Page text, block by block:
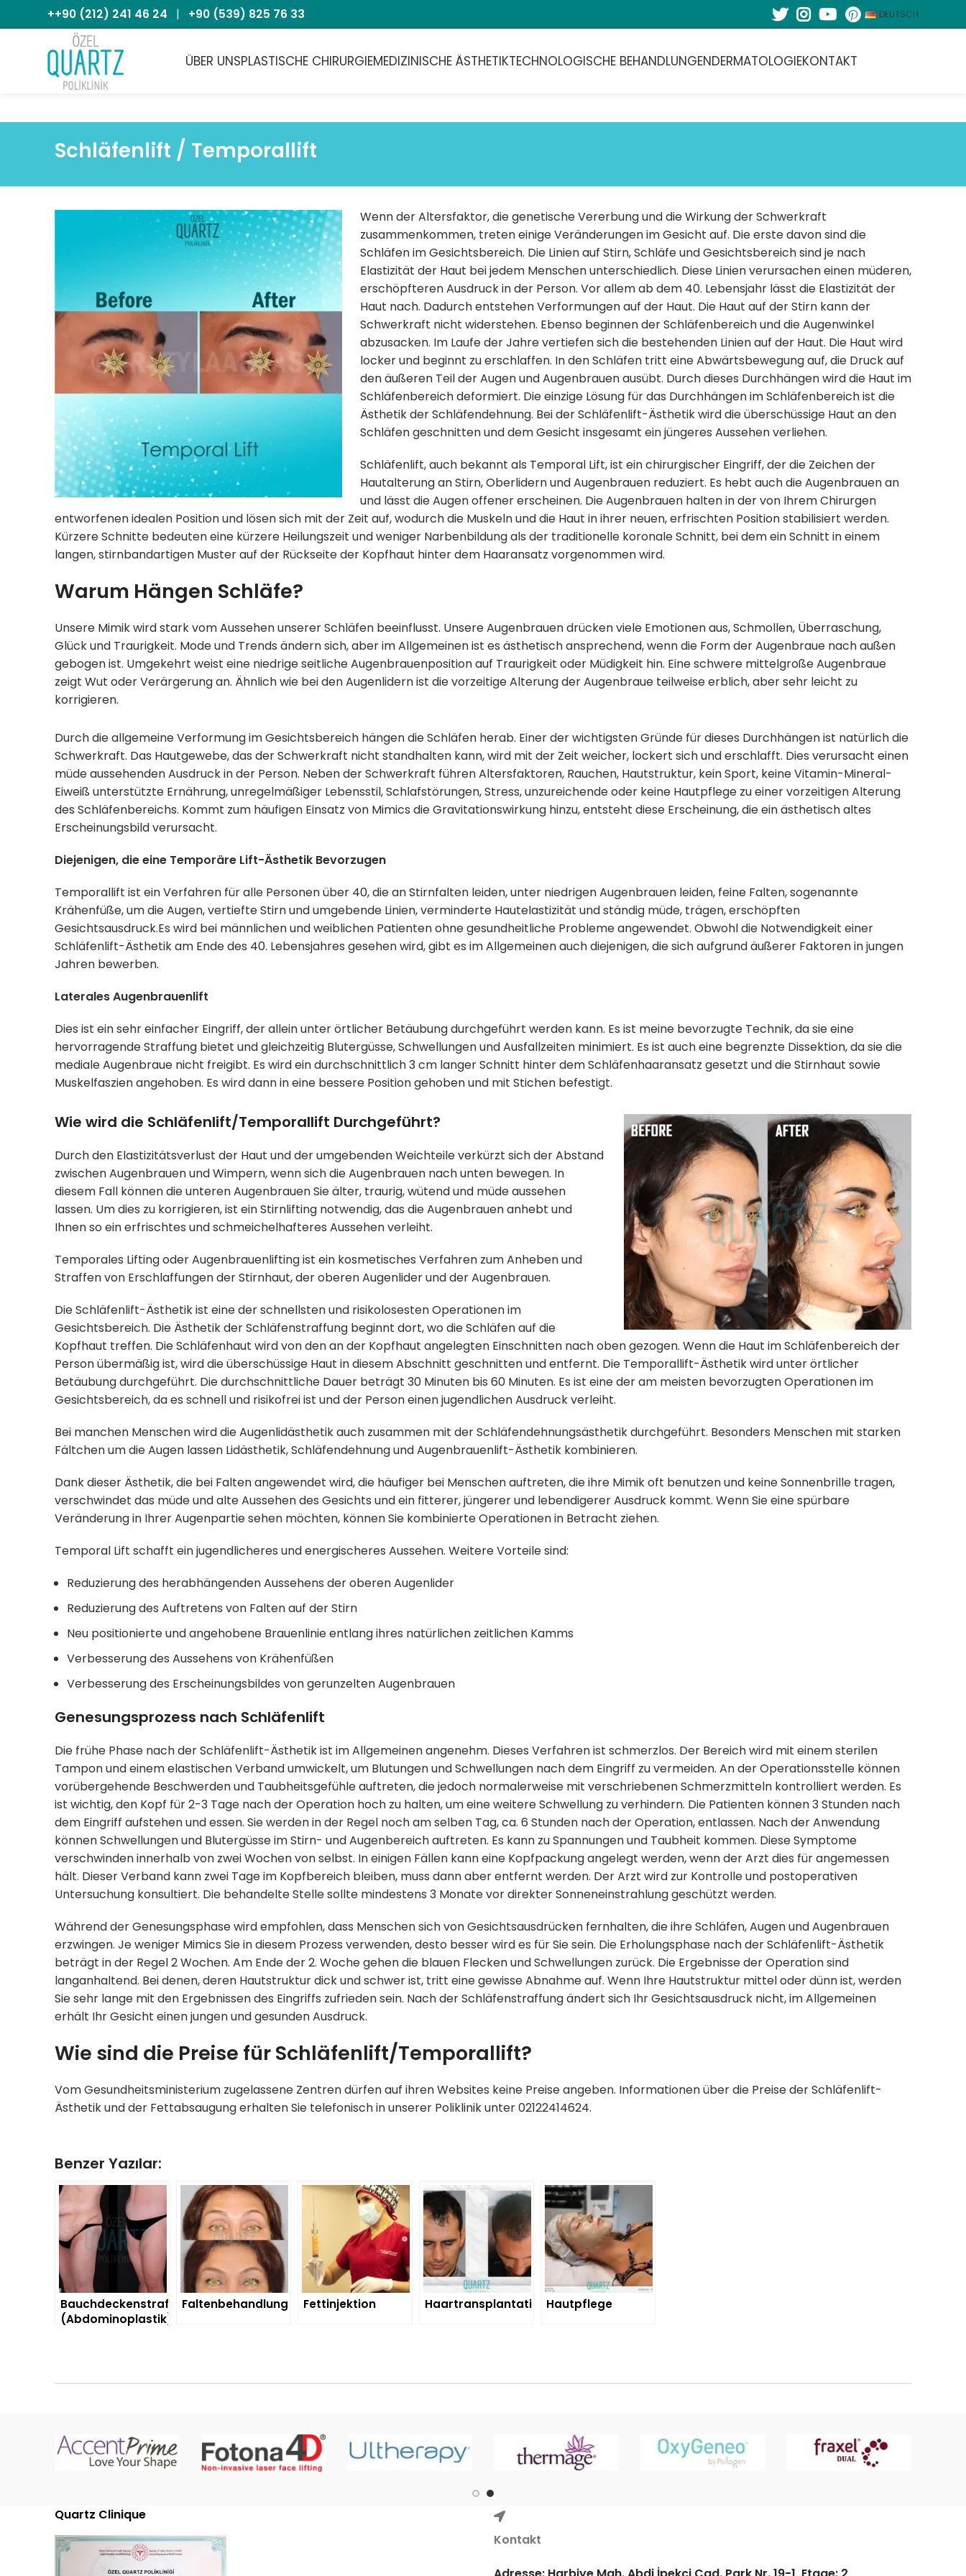
++90 (212) 241 46 24 | +90 (539) 825 76 33 DEUTSCH
ÜBER UNSPLASTISCHE CHIRURGIEMEDIZINISCHE ÄSTHETIKTECHNOLOGISCHE BEHANDLUNGENDERMATOLOGIEKONTAKT
Schläfenlift / Temporallift
Wenn der Altersfaktor, die genetische Vererbung und die Wirkung der Schwerkraft
zusammenkommen, treten einige Veränderungen im Gesicht auf. Die erste davon sind die
Schläfen im Gesichtsbereich. Die Linien auf Stirn, Schläfe und Gesichtsbereich sind je nach
Elastizität der Haut bei jedem Menschen unterschiedlich. Diese Linien verursachen einen müderen,
erschöpfteren Ausdruck in der Person. Vor allem ab dem 40. Lebensjahr lässt die Elastizität der
Haut nach. Dadurch entstehen Verformungen auf der Haut. Die Haut auf der Stirn kann der
Schwerkraft nicht widerstehen. Ebenso beginnen der Schläfenbereich und die Augenwinkel
abzusacken. Im Laufe der Jahre vertiefen sich die bestehenden Linien auf der Haut. Die Haut wird
locker und beginnt zu erschlaffen. In den Schläfen tritt eine Abwärtsbewegung auf, die Druck auf
den äußeren Teil der Augen und Augenbrauen ausübt. Durch dieses Durchhängen wird die Haut im
Schläfenbereich deformiert. Die einzige Lösung für das Durchhängen im Schläfenbereich ist die
Ästhetik der Schläfendehnung. Bei der Schläfenlift-Ästhetik wird die überschüssige Haut an den
Schläfen geschnitten und dem Gesicht insgesamt ein jüngeres Aussehen verliehen.
Schläfenlift, auch bekannt als Temporal Lift, ist ein chirurgischer Eingriff, der die Zeichen der
Hautalterung an Stirn, Oberlidern und Augenbrauen reduziert. Es hebt auch die Augenbrauen an
und lässt die Augen offener erscheinen. Die Augenbrauen halten in der von Ihrem Chirurgen
entworfenen idealen Position und lösen sich mit der Zeit auf, wodurch die Muskeln und die Haut in ihrer neuen, erfrischten Position stabilisiert werden.
Kürzere Schnitte bedeuten eine kürzere Heilungszeit und weniger Narbenbildung als der traditionelle koronale Schnitt, bei dem ein Schnitt in einem
langen, stirnbandartigen Muster auf der Rückseite der Kopfhaut hinter dem Haaransatz vorgenommen wird.
Warum Hängen Schläfe?
Unsere Mimik wird stark vom Aussehen unserer Schläfen beeinflusst. Unsere Augenbrauen drücken viele Emotionen aus, Schmollen, Überraschung,
Glück und Traurigkeit. Mode und Trends ändern sich, aber im Allgemeinen ist es ästhetisch ansprechend, wenn die Form der Augenbraue nach außen
gebogen ist. Umgekehrt weist eine niedrige seitliche Augenbrauenposition auf Traurigkeit oder Müdigkeit hin. Eine schwere mittelgroße Augenbraue
zeigt Wut oder Verärgerung an. Ähnlich wie bei den Augenlidern ist die vorzeitige Alterung der Augenbraue teilweise erblich, aber sehr leicht zu
korrigieren.
Durch die allgemeine Verformung im Gesichtsbereich hängen die Schläfen herab. Einer der wichtigsten Gründe für dieses Durchhängen ist natürlich die
Schwerkraft. Das Hautgewebe, das der Schwerkraft nicht standhalten kann, wird mit der Zeit weicher, lockert sich und erschlafft. Dies verursacht einen
müde aussehenden Ausdruck in der Person. Neben der Schwerkraft führen Altersfaktoren, Rauchen, Hautstruktur, kein Sport, keine Vitamin-Mineral-
Eiweiß unterstützte Ernährung, unregelmäßiger Lebensstil, Schlafstörungen, Stress, unzureichende oder keine Hautpflege zu einer vorzeitigen Alterung
des Schläfenbereichs. Kommt zum häufigen Einsatz von Mimics die Gravitationswirkung hinzu, entsteht diese Erscheinung, die ein ästhetisch altes
Erscheinungsbild verursacht.
Diejenigen, die eine Temporäre Lift-Ästhetik Bevorzugen
Temporallift ist ein Verfahren für alle Personen über 40, die an Stirnfalten leiden, unter niedrigen Augenbrauen leiden, feine Falten, sogenannte
Krähenfüße, um die Augen, vertiefte Stirn und umgebende Linien, verminderte Hautelastizität und ständig müde, trägen, erschöpften
Gesichtsausdruck.Es wird bei männlichen und weiblichen Patienten ohne gesundheitliche Probleme angewendet. Obwohl die Notwendigkeit einer
Schläfenlift-Ästhetik am Ende des 40. Lebensjahres gesehen wird, gibt es im Allgemeinen auch diejenigen, die sich aufgrund äußerer Faktoren in jungen
Jahren bewerben.
Laterales Augenbrauenlift
Dies ist ein sehr einfacher Eingriff, der allein unter örtlicher Betäubung durchgeführt werden kann. Es ist meine bevorzugte Technik, da sie eine
hervorragende Straffung bietet und gleichzeitig Blutergüsse, Schwellungen und Ausfallzeiten minimiert. Es ist auch eine begrenzte Dissektion, da sie die
mediale Augenbraue nicht freigibt. Es wird ein durchschnittlich 3 cm langer Schnitt hinter dem Schläfenhaaransatz gesetzt und die Stirnhaut sowie
Muskelfaszien angehoben. Es wird dann in eine bessere Position gehoben und mit Stichen befestigt.
Wie wird die Schläfenlift/Temporallift Durchgeführt?
Durch den Elastizitätsverlust der Haut und der umgebenden Weichteile verkürzt sich der Abstand
zwischen Augenbrauen und Wimpern, wenn sich die Augenbrauen nach unten bewegen. In
diesem Fall können die unteren Augenbrauen Sie älter, traurig, wütend und müde aussehen
lassen. Um dies zu korrigieren, ist ein Stirnlifting notwendig, das die Augenbrauen anhebt und
Ihnen so ein erfrischtes und schmeichelhafteres Aussehen verleiht.
Temporales Lifting oder Augenbrauenlifting ist ein kosmetisches Verfahren zum Anheben und
Straffen von Erschlaffungen der Stirnhaut, der oberen Augenlider und der Augenbrauen.
Die Schläfenlift-Ästhetik ist eine der schnellsten und risikolosesten Operationen im
Gesichtsbereich. Die Ästhetik der Schläfenstraffung beginnt dort, wo die Schläfen auf die
Kopfhaut treffen. Die Schläfenhaut wird von den an der Kopfhaut angelegten Einschnitten nach oben gezogen. Wenn die Haut im Schläfenbereich der
Person übermäßig ist, wird die überschüssige Haut in diesem Abschnitt geschnitten und entfernt. Die Temporallift-Ästhetik wird unter örtlicher
Betäubung durchgeführt. Die durchschnittliche Dauer beträgt 30 Minuten bis 60 Minuten. Es ist eine der am meisten bevorzugten Operationen im
Gesichtsbereich, da es schnell und risikofrei ist und der Person einen jugendlichen Ausdruck verleiht.
Bei manchen Menschen wird die Augenlidästhetik auch zusammen mit der Schläfendehnungsästhetik durchgeführt. Besonders Menschen mit starken
Fältchen um die Augen lassen Lidästhetik, Schläfendehnung und Augenbrauenlift-Ästhetik kombinieren.
Dank dieser Ästhetik, die bei Falten angewendet wird, die häufiger bei Menschen auftreten, die ihre Mimik oft benutzen und keine Sonnenbrille tragen,
verschwindet das müde und alte Aussehen des Gesichts und ein fitterer, jüngerer und lebendigerer Ausdruck kommt. Wenn Sie eine spürbare
Veränderung in Ihrer Augenpartie sehen möchten, können Sie kombinierte Operationen in Betracht ziehen.
Temporal Lift schafft ein jugendlicheres und energischeres Aussehen. Weitere Vorteile sind:
Reduzierung des herabhängenden Aussehens der oberen Augenlider
Reduzierung des Auftretens von Falten auf der Stirn
Neu positionierte und angehobene Brauenlinie entlang ihres natürlichen zeitlichen Kamms
Verbesserung des Aussehens von Krähenfüßen
Verbesserung des Erscheinungsbildes von gerunzelten Augenbrauen
Genesungsprozess nach Schläfenlift
Die frühe Phase nach der Schläfenlift-Ästhetik ist im Allgemeinen angenehm. Dieses Verfahren ist schmerzlos. Der Bereich wird mit einem sterilen
Tampon und einem elastischen Verband umwickelt, um Blutungen und Schwellungen nach dem Eingriff zu vermeiden. An der Operationsstelle können
vorübergehende Beschwerden und Taubheitsgefühle auftreten, die jedoch normalerweise mit verschriebenen Schmerzmitteln kontrolliert werden. Es
ist wichtig, den Kopf für 2-3 Tage nach der Operation hoch zu halten, um eine weitere Schwellung zu verhindern. Die Patienten können 3 Stunden nach
dem Eingriff aufstehen und essen. Sie werden in der Regel noch am selben Tag, ca. 6 Stunden nach der Operation, entlassen. Nach der Anwendung
können Schwellungen und Blutergüsse im Stirn- und Augenbereich auftreten. Es kann zu Spannungen und Taubheit kommen. Diese Symptome
verschwinden innerhalb von zwei Wochen von selbst. In einigen Fällen kann eine Kopfpackung angelegt werden, wenn der Arzt dies für angemessen
hält. Dieser Verband kann zwei Tage im Kopfbereich bleiben, muss dann aber entfernt werden. Der Arzt wird zur Kontrolle und postoperativen
Untersuchung konsultiert. Die behandelte Stelle sollte mindestens 3 Monate vor direkter Sonneneinstrahlung geschützt werden.
Während der Genesungsphase wird empfohlen, dass Menschen sich von Gesichtsausdrücken fernhalten, die ihre Schläfen, Augen und Augenbrauen
erzwingen. Je weniger Mimics Sie in diesem Prozess verwenden, desto besser wird es für Sie sein. Die Erholungsphase nach der Schläfenlift-Ästhetik
beträgt in der Regel 2 Wochen. Am Ende der 2. Woche gehen die blauen Flecken und Schwellungen zurück. Die Ergebnisse der Operation sind
langanhaltend. Bei denen, deren Hautstruktur dick und schwer ist, tritt eine gewisse Abnahme auf. Wenn Ihre Hautstruktur mittel oder dünn ist, werden
Sie sehr lange mit den Ergebnissen des Eingriffs zufrieden sein. Nach der Schläfenstraffung ändert sich Ihr Gesichtsausdruck nicht, im Allgemeinen
erhält Ihr Gesicht einen jungen und gesunden Ausdruck.
Wie sind die Preise für Schläfenlift/Temporallift?
Vom Gesundheitsministerium zugelassene Zentren dürfen auf ihren Websites keine Preise angeben. Informationen über die Preise der Schläfenlift-
Ästhetik und der Fettabsaugung erhalten Sie telefonisch in unserer Poliklinik unter 02122414624.
Benzer Yazılar:
Bauchdeckenstraffung
(Abdominoplastik)
Faltenbehandlung Fettinjektion Haartransplantation Hautpflege
Quartz Clinique
Kontakt